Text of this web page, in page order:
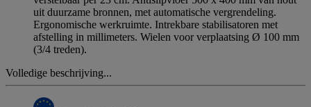
uit duurzame bronnen, met automatische vergrendeling.
Ergonomische werkruimte. Intrekbare stabilisatoren met
afstelling in millimeters. Wielen voor verplaatsing Ø 100 mm
(3/4 treden).
Volledige beschrijving...